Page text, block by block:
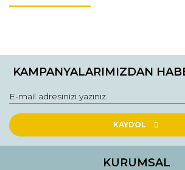
konularda yetersiz gördüğünüz noktaları
Görüş ve önerileriniz için teşekkür ederiz.
Ürün resmi kalitesiz, bozuk veya
Ürün açıklamasında eksik bilgiler bulunuyor.
Ürün fiyatı diğer sitelerden daha pahalı.
KAMPANYALARIMIZDAN
KAYDOL
KURUMSAL